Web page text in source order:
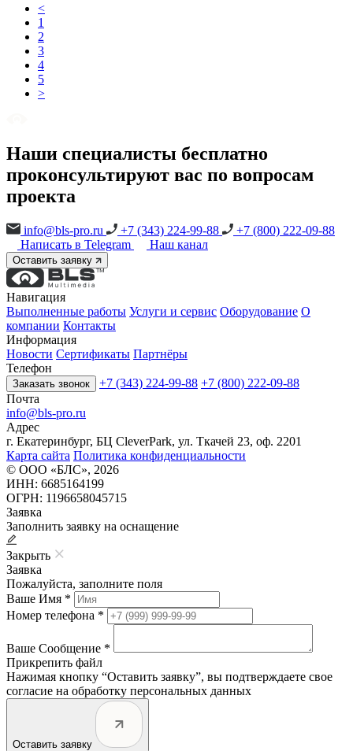
<
1
2
3
4
5
>
Наши специалисты бесплатно
проконсультируют вас по вопросам
проекта
info@bls-pro.ru +7 (343) 224-99-88
+7 (800) 222-09-88
Написать в Telegram
Наш канал
Оставить заявку
Навигация
Выполненные работы Услуги и сервис Оборудование О
компании Контакты
Информация
Новости Сертификаты Партнёры
Телефон
Заказать звонок +7 (343) 224-99-88 +7 (800) 222-09-88
Почта
info@bls-pro.ru
Адрес
г. Екатеринбург, БЦ CleverPark, ул. Ткачей 23, оф. 2201
Карта сайта Политика конфиденциальности
© ООО «БЛС», 2026
ИНН: 6685164199
ОГРН: 1196658045715
Заявка
Заполнить заявку на оснащение
Закрыть
Заявка
Пожалуйста, заполните поля
Ваше Имя *
Номер телефона *
Ваше Сообщение *
Прикрепить файл
Нажимая кнопку “Оставить заявку”, вы подтверждаете свое
согласие на обработку персональных данных
Оставить заявку